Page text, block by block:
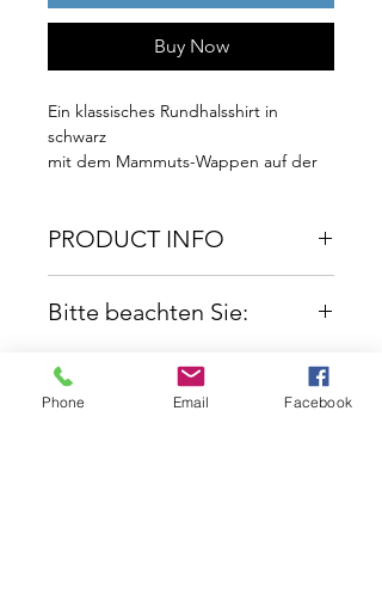
Buy Now
Ein klassisches Rundhalsshirt in
schwarz
mit dem Mammuts-Wappen auf der
PRODUCT INFO
lediglich Ivories-Members
vorbehalten.
Bitte beachten Sie:
Dieses Shirt wird speziell
für Sie veredelt. Somit
Phone Email Facebook